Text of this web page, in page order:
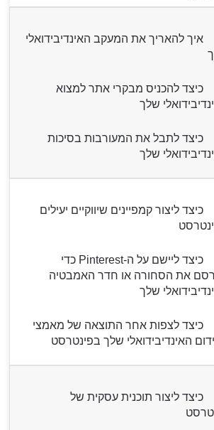
איך להאריך את המעקב האינדיבידואלי
כיצד להכניס מבקרי אתר למצוא
שלך
כיצד לתבל את המעורבות בסיכות
שלך
כיצד ליצור קמפיינים שיווקיים יעילים
כיצד ליישם על ה-Pinterest כדי
את הסחורה או חדר האמבטיה
שלך
כיצד לצפות אחר התוצאה של מאמצי
האינדיבידואלי שלך בפינטרסט
כיצד ליצור תוכנית עסקית של